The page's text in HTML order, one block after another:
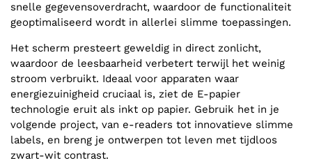
snelle gegevensoverdracht, waardoor de functionaliteit
geoptimaliseerd wordt in allerlei slimme toepassingen.
Het scherm presteert geweldig in direct zonlicht,
waardoor de leesbaarheid verbetert terwijl het weinig
stroom verbruikt. Ideaal voor apparaten waar
energiezuinigheid cruciaal is, ziet de E-papier
technologie eruit als inkt op papier. Gebruik het in je
volgende project, van e-readers tot innovatieve slimme
labels, en breng je ontwerpen tot leven met tijdloos
zwart-wit contrast.